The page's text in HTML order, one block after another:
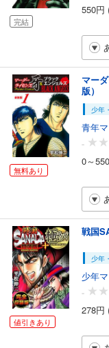
完結
550円
無料あり
マー
版）
少年
青年
-
0～
値引きあり
戦国
少年
少年
-
278円